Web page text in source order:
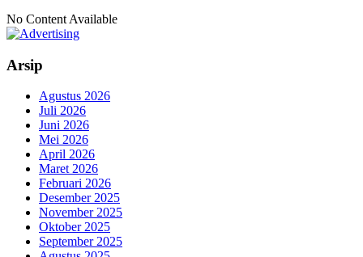
No Content Available
Arsip
Agustus 2026
Juli 2026
Juni 2026
Mei 2026
April 2026
Maret 2026
Februari 2026
Desember 2025
November 2025
Oktober 2025
September 2025